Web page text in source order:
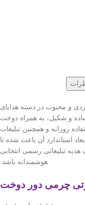
و محبوب در دسته هدایای
و شکیل، به همراه دوخت
روزانه و همچنین تبلیغات
استاندارد آن باعث شده تا
تبلیغاتی رسمی انتخابی
هوشمندانه باشد.
چرمی دور دوخت